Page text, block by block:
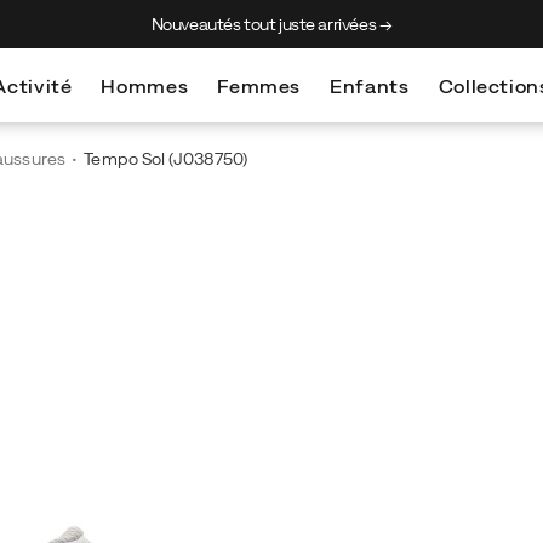
Nouveautés tout juste arrivées →
Hommes Femmes Enfants
Tempo Sol (J038750)